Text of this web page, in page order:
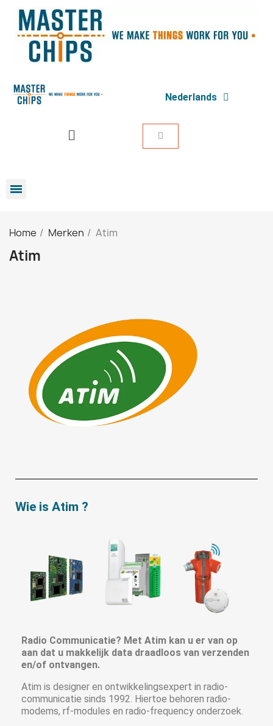
Nederlands
Home Merken Atim
Atim
Wie is Atim ?
Radio Communicatie? Met Atim kan u er van op
aan dat u makkelijk data draadloos van verzenden
en/of ontvangen.
Atim is designer en ontwikkelingsexpert in radio-
communicatie sinds 1992. Hiertoe behoren radio-
modems, rf-modules en radio-frequency onderzoek.